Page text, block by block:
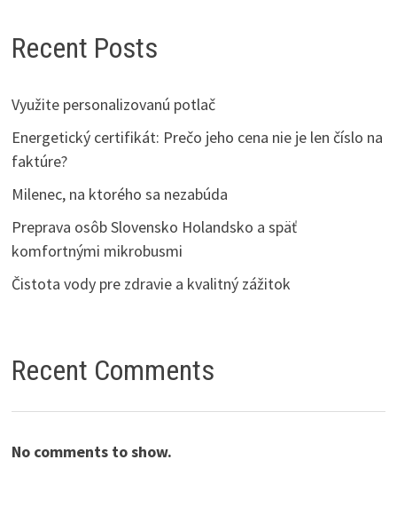
Recent Posts
Využite personalizovanú potlač
Energetický certifikát: Prečo jeho cena nie je len číslo na
faktúre?
Milenec, na ktorého sa nezabúda
Preprava osôb Slovensko Holandsko a späť
komfortnými mikrobusmi
Čistota vody pre zdravie a kvalitný zážitok
Recent Comments
No comments to show.